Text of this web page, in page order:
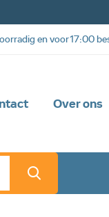
Over ons
en voor 17:00